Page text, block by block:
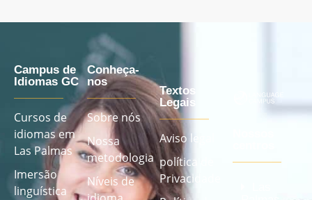
Campus de
Idiomas GC
Cursos de
idiomas em
Las Palmas
Imersão
linguística
Conheça-
nos
Sobre nós
Nossa
metodologia
Níveis de
Textos
Legais
Aviso legal
política de
Privacidade